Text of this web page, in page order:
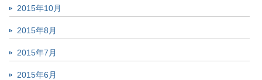
2015年10月
2015年8月
2015年7月
2015年6月